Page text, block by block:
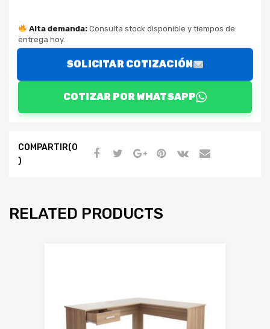
Alta demanda:Consulta stock disponible y tiempos de
entrega hoy.
SOLICITAR COTIZACIÓN
COTIZAR POR WHATSAPP
COMPARTIR(0
)
RELATED PRODUCTS